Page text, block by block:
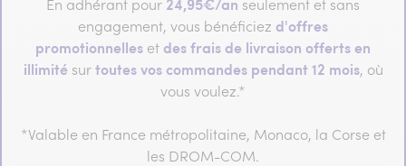
En adhérant pour
seulement et sans
engagement, vous bénéficiez d'offres
promotionnelles et des frais de livraison offerts en
illimité surtoutes vos commandes pendant 12 mois, où
vous voulez.*
*Valable en France métropolitaine, Monaco, la Corse et
les DROM-COM.